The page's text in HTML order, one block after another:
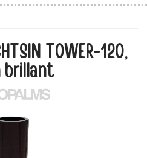
TOWER-120,
brillant